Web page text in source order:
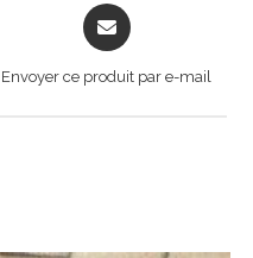
Opens
in
new
Envoyer ce produit par e-mail